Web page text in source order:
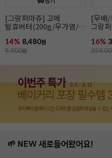
[그랑퍼마쥬] 고메
발효버터(200g/무가염/
14% 8,480원
9,900원
[무배/
그랑
프랑
16%
🌱 NEW 새로들어왔어요!